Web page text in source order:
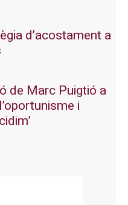
d’acostament a
de Marc Puigtió a
i